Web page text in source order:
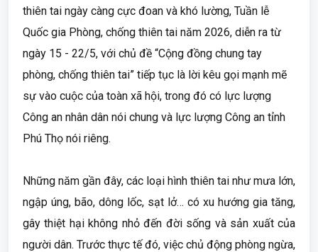
thiên tai ngày càng cực đoan và khó lường, Tuần lễ
Quốc gia Phòng, chống thiên tai năm 2026, diễn ra từ
ngày 15 - 22/5, với chủ đề “Cộng đồng chung tay
phòng, chống thiên tai” tiếp tục là lời kêu gọi mạnh mẽ
sự vào cuộc của toàn xã hội, trong đó có lực lượng
Công an nhân dân nói chung và lực lượng Công an tỉnh
Phú Thọ nói riêng.
Những năm gần đây, các loại hình thiên tai như mưa lớn,
ngập úng, bão, dông lốc, sạt lở… có xu hướng gia tăng,
gây thiệt hại không nhỏ đến đời sống và sản xuất của
người dân. Trước thực tế đó, việc chủ động phòng ngừa,